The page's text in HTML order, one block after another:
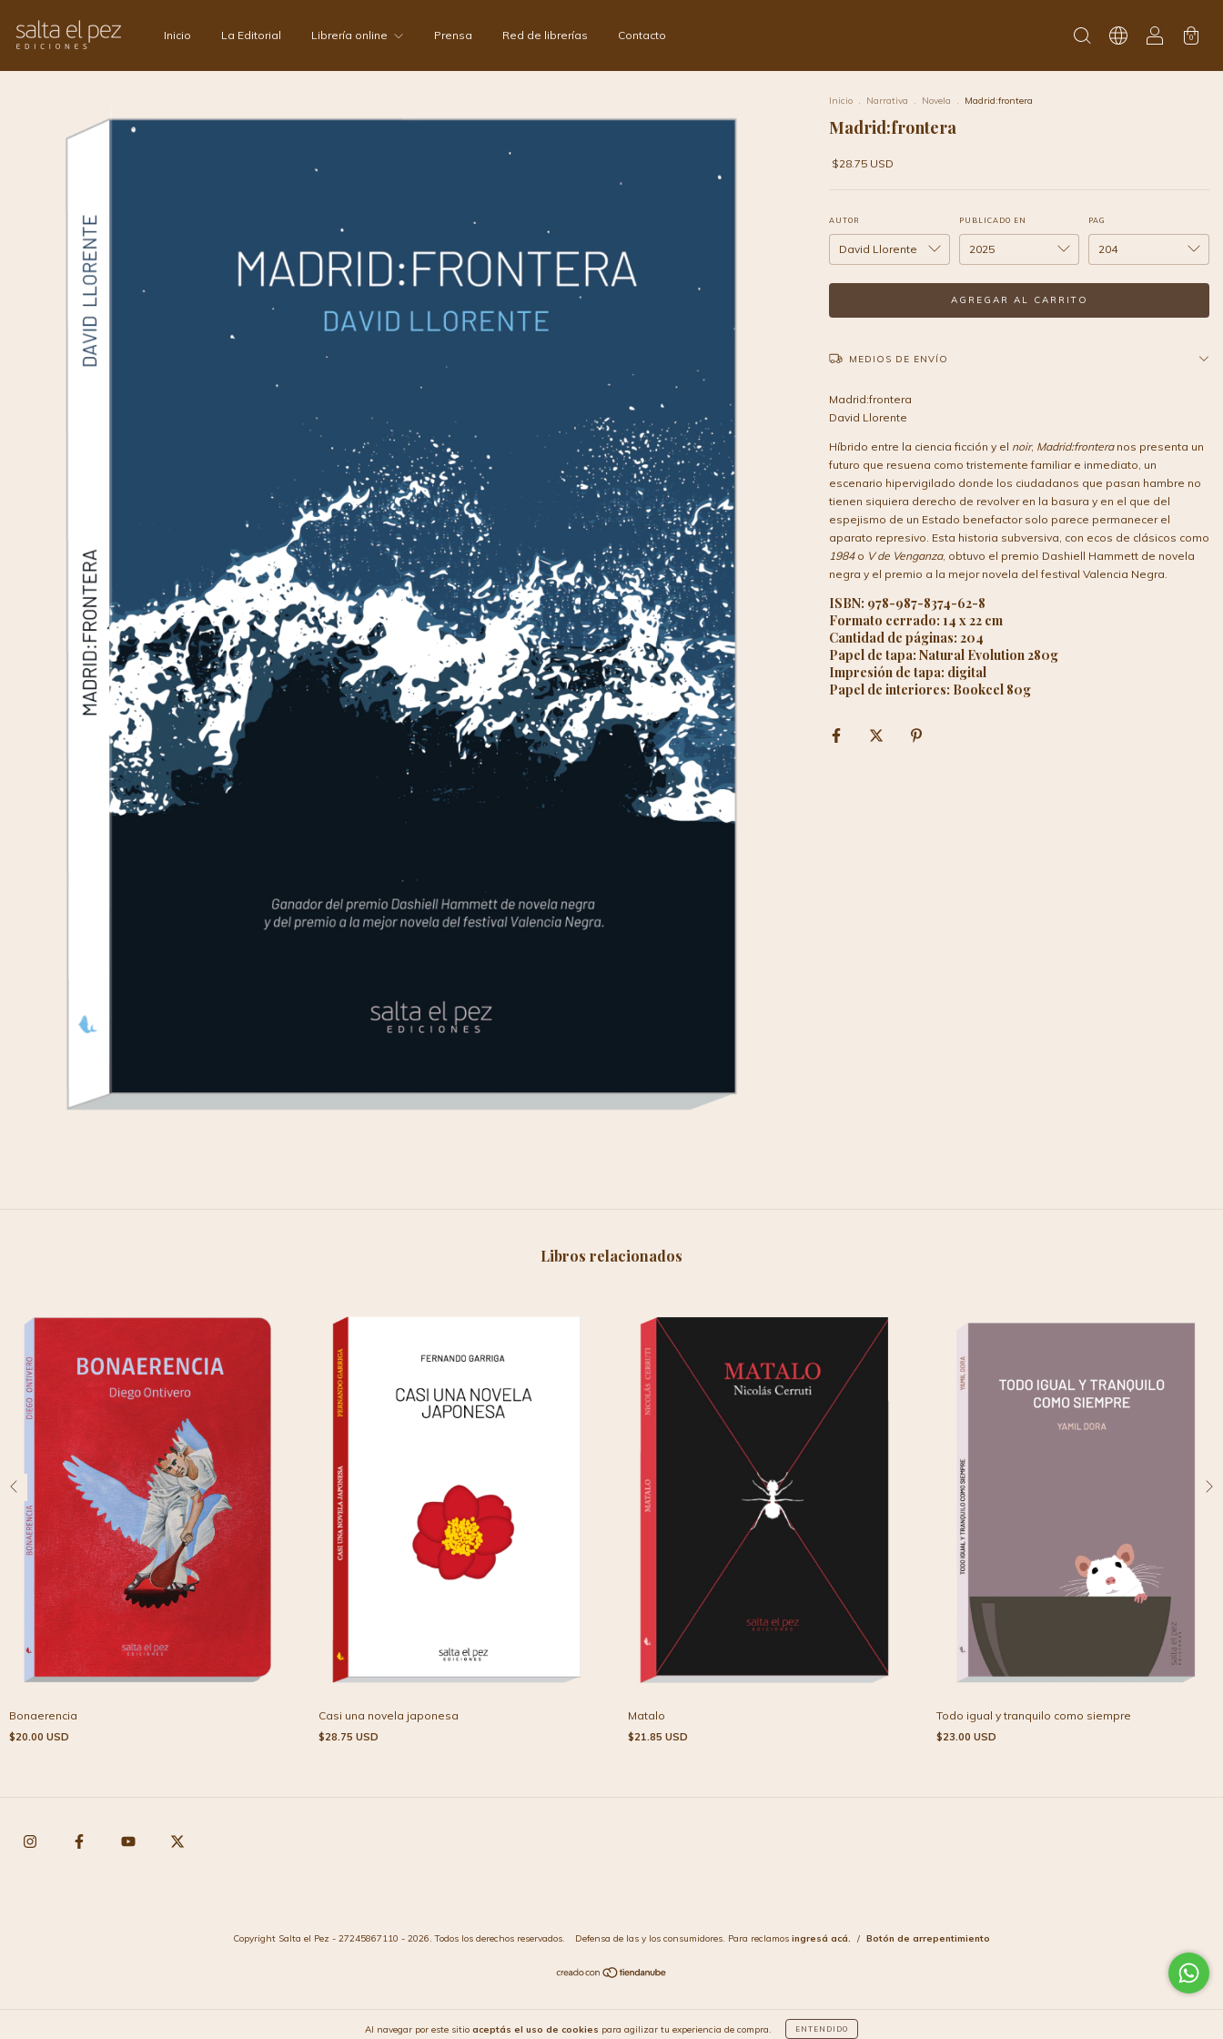
Inicio La Editorial Librería online Prensa Red de librerías Contacto 0
Al navegar por este sitio aceptás el uso de cookies para agilizar tu experiencia de compra. ENTENDIDO
Inicio . Narrativa . Novela . Madrid:frontera
Madrid:frontera
$28.75 USD
AUTOR PUBLICADO EN PAG
MEDIOS DE ENVÍO
Madrid:frontera
David Llorente
Híbrido entre la ciencia ficción y el noir, Madrid:fronteranos presenta un
futuro que resuena como tristemente familiar e inmediato, un
escenario hipervigilado donde los ciudadanos que pasan hambre no
tienen siquiera derecho de revolver en la basura y en el que del
espejismo de un Estado benefactor solo parece permanecer el
aparato represivo. Esta historia subversiva, con ecos de clásicos como
1984o V de Venganza, obtuvo el premio Dashiell Hammett de novela
negra y el premio a la mejor novela del festival Valencia Negra.
ISBN: 978-987-8374-62-8
Formato cerrado: 14 x 22 cm
Cantidad de páginas: 204
Papel de tapa: Natural Evolution 280g
Impresión de tapa: digital
Papel de interiores: Bookcel 80g
Libros relacionados
Bonaerencia
$20.00 USD
Casi una novela japonesa
$28.75 USD
Matalo
$21.85 USD
Todo igual y tranquilo como siempre
$23.00 USD
Copyright Salta el Pez - 27245867110 - 2026. Todos los derechos reservados. Defensa de las y los consumidores. Para reclamos ingresá acá. / Botón de arrepentimiento